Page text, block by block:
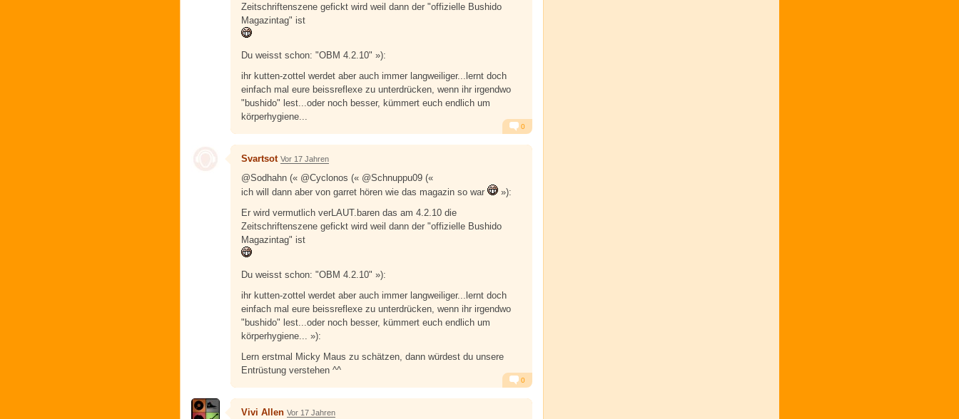
Zeitschriftenszene gefickt wird weil dann der "offizielle Bushido
Magazintag" ist
Du weisst schon: "OBM 4.2.10" »):
ihr kutten-zottel werdet aber auch immer langweiliger...lernt doch
einfach mal eure beissreflexe zu unterdrücken, wenn ihr irgendwo
"bushido" lest...oder noch besser, kümmert euch endlich um
körperhygiene...
Alarm Antworten
0
Svartsot Vor 17 Jahren
@Sodhahn (« @Cyclonos (« @Schnuppu09 («
ich will dann aber von garret hören wie das magazin so war
»):
Er wird vermutlich verLAUT.baren das am 4.2.10 die
Zeitschriftenszene gefickt wird weil dann der "offizielle Bushido
Magazintag" ist
Du weisst schon: "OBM 4.2.10" »):
ihr kutten-zottel werdet aber auch immer langweiliger...lernt doch
einfach mal eure beissreflexe zu unterdrücken, wenn ihr irgendwo
"bushido" lest...oder noch besser, kümmert euch endlich um
körperhygiene... »):
Lern erstmal Micky Maus zu schätzen, dann würdest du unsere
Entrüstung verstehen ^^
Alarm Antworten
0
Vivi Allen Vor 17 Jahren